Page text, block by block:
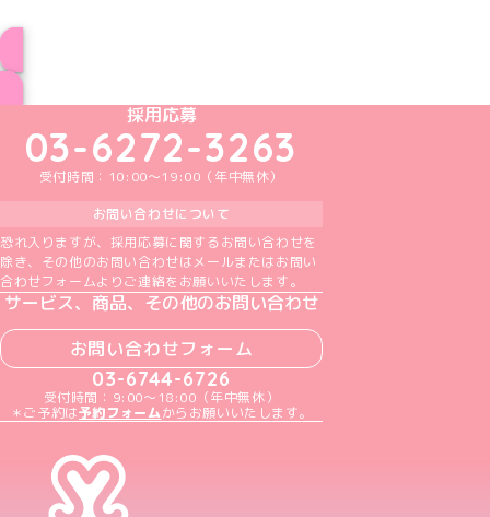
めいどりーみんTikTok公式アカウント
めいどりーみんX公式アカウント
めいどりーみんInstagram公式アカウント
めいどりーみんFacebook公式アカウン
めいどりーみんYouTube公式アカ
採用応募
03-6272-3263
受付時間：10:00～19:00（年中無休）
お問い合わせについて
恐れ入りますが、採用応募に関するお問い合わせを
除き、その他のお問い合わせはメールまたはお問い
合わせフォームよりご連絡をお願いいたします。
サービス、商品、その他のお問い合わせ
お問い合わせフォーム
03-6744-6726
受付時間：9:00～18:00（年中無休）
＊ご予約は予約フォームからお願いいたします。